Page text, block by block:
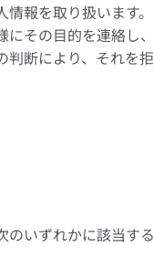
報を取り扱います
その目的を連絡し
断により、それを
いずれかに該当す